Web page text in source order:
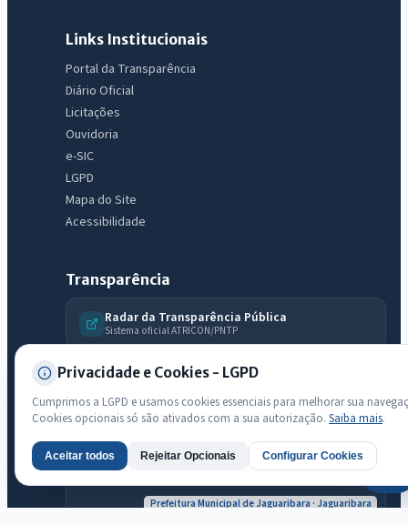
Links Institucionais
Portal da Transparência
Diário Oficial
Licitações
Ouvidoria
e-SIC
LGPD
Mapa do Site
Acessibilidade
Transparência
Radar da Transparência Pública
Sistema oficial ATRICON/PNTP
Diagnóstico Atricon
Índice de transparência
Prefeitura Municipal de Jaguaribara · Jaguaribara
Privacidade e Cookies - LGPD
Cumprimos a LGPD e usamos cookies essenciais para melhorar sua
Cookies opcionais só são ativados com a sua autorização. Saiba mais.
Aceitar todos Rejeitar Opcionais Configurar Cookies
Olá. Pergunte sobre serviços, notícias, legislação, Diário Oficial,
licitações, estrutura ou transparência do município.
Licitações abertas